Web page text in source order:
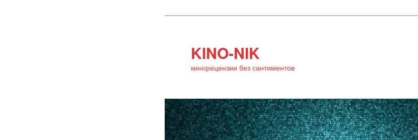
KINO-NIK
кинорецензии без сантиментов